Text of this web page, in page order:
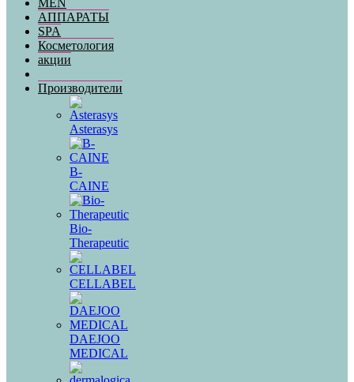
MEN
АППАРАТЫ
SPA
Косметология
акции
Производители
Asterasys
B-
CAINE
Bio-
Therapeutic
CELLABEL
DAEJOO
MEDICAL